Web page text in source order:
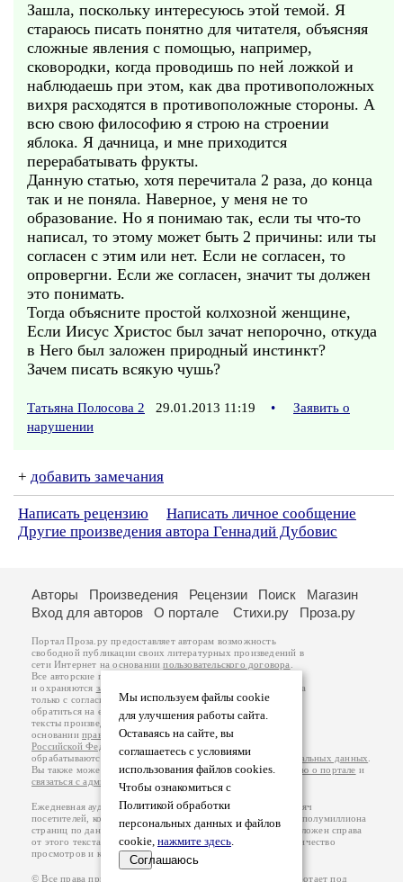
Зашла, поскольку интересуюсь этой темой. Я
стараюсь писать понятно для читателя, объясняя
сложные явления с помощью, например,
сковородки, когда проводишь по ней ложкой и
наблюдаешь при этом, как два противоположных
вихря расходятся в противоположные стороны. А
всю свою философию я строю на строении
яблока. Я дачница, и мне приходится
перерабатывать фрукты.
Данную статью, хотя перечитала 2 раза, до конца
так и не поняла. Наверное, у меня не то
образование. Но я понимаю так, если ты что-то
написал, то этому может быть 2 причины: или ты
согласен с этим или нет. Если не согласен, то
опровергни. Если же согласен, значит ты должен
это понимать.
Тогда объясните простой колхозной женщине,
Если Иисус Христос был зачат непорочно, откуда
в Него был заложен природный инстинкт?
Зачем писать всякую чушь?
Татьяна Полосова 2 29.01.2013 11:19 •
Заявить о
нарушении
+ добавить замечания
Написать рецензию
Написать личное сообщение
Другие произведения автора Геннадий Дубовис
Мы используем файлы cookie
для улучшения работы сайта.
Оставаясь на сайте, вы
соглашаетесь с условиями
использования файлов cookies.
Чтобы ознакомиться с
Политикой обработки
персональных данных и файлов
cookie, нажмите здесь.
Соглашаюсь
Авторы Произведения Рецензии Поиск
Магазин
Вход для авторов
О портале Стихи.ру Проза.ру
Портал Проза.ру предоставляет авторам возможность
свободной публикации своих литературных произведений в
сети Интернет на основаниипользовательского договора
Все авторские права на произведения принадлежат авторам
и охраняются законом
. Перепечатка произведений возможна
только с согласия его автора, к которому вы можете
обратиться на его авторской странице. Ответственность за
тексты произведений авторы несут самостоятельно на
основанииправил публикацииизаконодательства
Российской Федерации
обрабатываются на основанииПолитики обработки персональных данных
Вы также можете посмотреть более подробнуюинформацию о портале и
связаться с администрацией
Ежедневная аудитория портала Проза.ру – порядка 100 тысяч
посетителей, которые в общей сумме просматривают более полумиллиона
страниц по данным счетчика посещаемости, который расположен справа
от этого текста. В каждой графе указано по две цифры: количество
просмотров и количество посетителей.
© Все права принадлежат авторам, 2000-2026. Портал работает под